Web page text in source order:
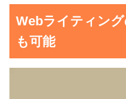
Webライティン
も可能